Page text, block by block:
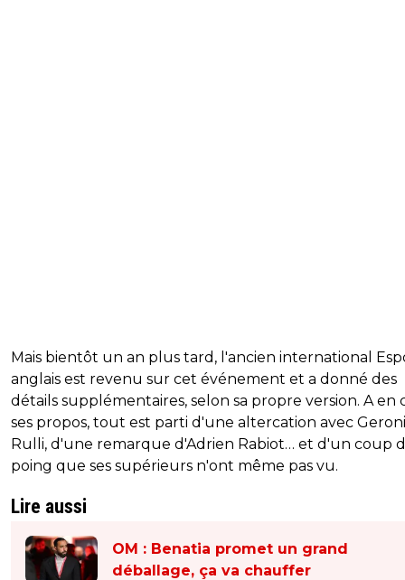
Mais bientôt un an plus tard, l'ancien international
anglais est revenu sur cet événement et a donné des
détails supplémentaires, selon sa propre version. A en
ses propos, tout est parti d'une altercation avec
Rulli, d'une remarque d'Adrien Rabiot… et d'un coup
poing que ses supérieurs n'ont même pas vu.
Lire aussi
OM : Benatia promet un grand
déballage, ça va chauffer